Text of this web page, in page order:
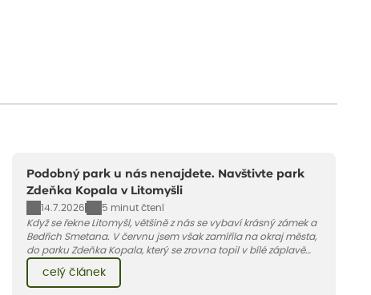
Podobný park u nás nenajdete. Navštivte park
Zdeňka Kopala v Litomyšli
14.7.2026
5 minut čtení
Když se řekne Litomyšl, většině z nás se vybaví krásný zámek a
Bedřich Smetana. V červnu jsem však zamířila na okraj města,
do parku Zdeňka Kopala, který se zrovna topil v bílé záplavě
nim pár řádků o tom, jak tento jedinečný kus krajiny vznikl.
celý článek